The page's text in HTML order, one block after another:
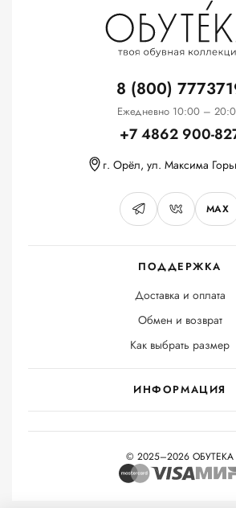
ПОДДЕРЖКА
Доставка и оплата
Обмен и возврат
Как выбрать размер
ИНФОРМАЦИЯ
8 (800)
Ежедневно 10:00 –
+7 4862 900-
г. Орёл, ул. Максима
MAX
© 2025–2026 ОБУТЕКА